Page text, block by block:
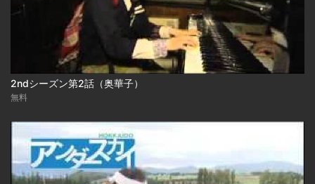
2ndシーズン第2話（奥華子）
無料